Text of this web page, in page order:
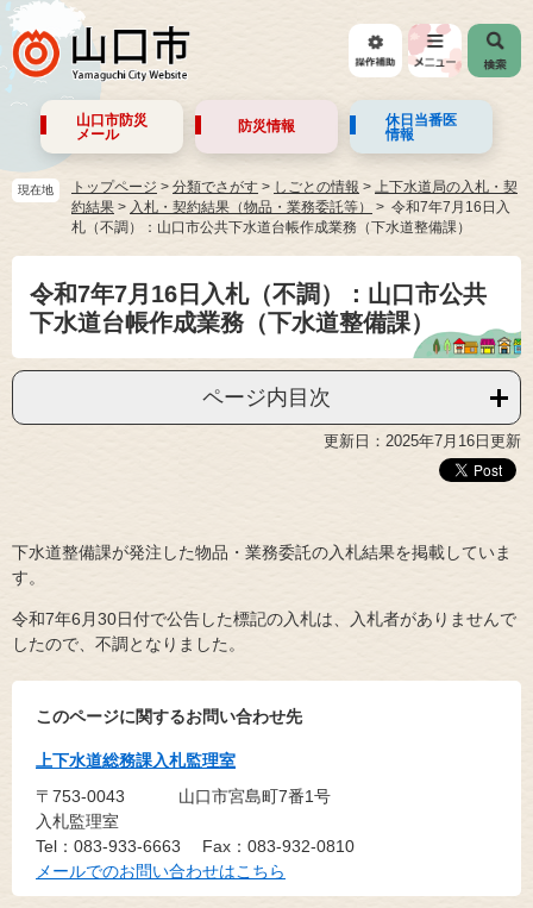
山口市防災
メール
防災情報
休日当番医
情報
現在地 トップページ > 分類でさがす > しごとの情報 >
上下水道局の入札・契
約結果 > 入札・契約結果（物品・業務委託等）
令和7年7月16日入
札（不調）：山口市公共下水道台帳作成業務（下水道整備課）
令和7年7月16日入札（不調）：山口市公共
下水道台帳作成業務（下水道整備課）
ページ内目次
更新日：2025年7月16日更新
下水道整備課が発注した物品・業務委託の入札結果を掲載していま
す。
令和7年6月30日付で公告した標記の入札は、入札者がありませんで
したので、不調となりました。
このページに関するお問い合わせ先
上下水道総務課入札監理室
〒753-0043
山口市宮島町7番1号
入札監理室
Tel：083-933-6663
Fax：083-932-0810
メールでのお問い合わせはこちら